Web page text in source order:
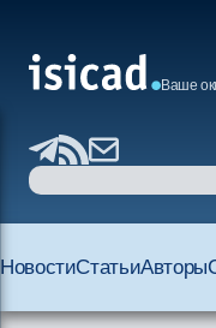
Ваше
НовостиСтатьиАвторы